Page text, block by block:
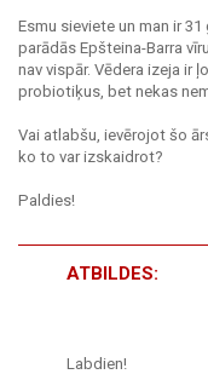
Esmu sieviete un man ir
parādās Epšteina-Barra
nav vispār. Vēdera izeja ir
probiotiķus, bet nekas
Vai atlabšu, ievērojot šo
ko to var izskaidrot?
Paldies!
ATBILDES:
Labdien!